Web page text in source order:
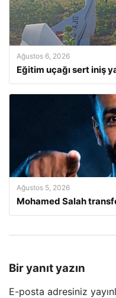
Ağustos 6, 2026
Eğitim uçağı sert iniş
Ağustos 5, 2026
Mohamed Salah
Bir yanıt yazın
E-posta adresiniz